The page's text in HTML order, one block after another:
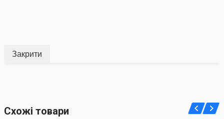
Закрити
Схожі товари